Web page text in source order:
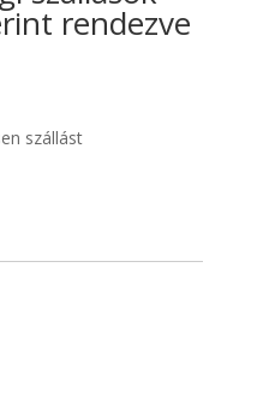
rendezve
szállást